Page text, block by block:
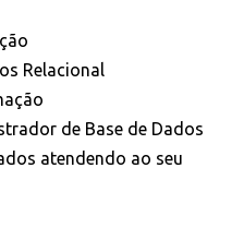
Relacional
de Base de Dados
atendendo ao seu